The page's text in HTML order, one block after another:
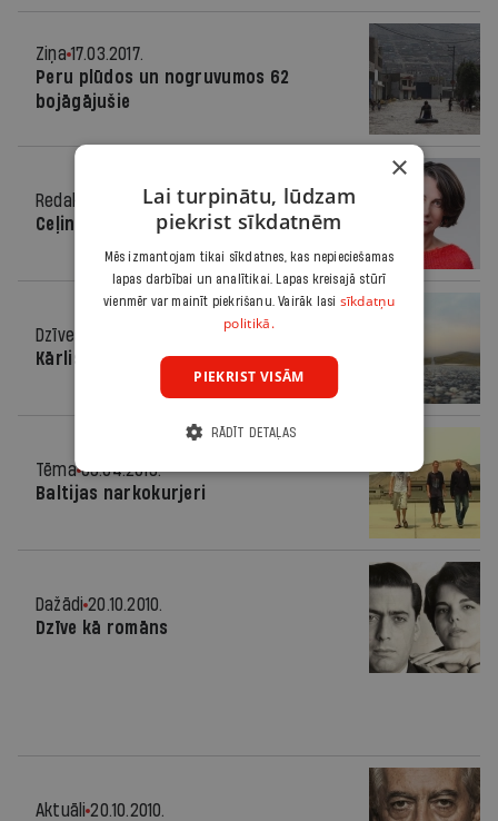
Ziņa 17.03.2017.
Peru plūdos un nogruvumos 62
bojāgājušie
Redaktores sleja 21.08.2013.
Ceļinieki
Dzīvesstils
Kārlis krustojumā
Tēma 09.04.2013.
Baltijas narkokurjeri
Dažādi 20.10.2010.
Dzīve kā romāns
Aktuāli 20.10.2010.
×
Lai turpinātu, lūdzam
piekrist sīkdatnēm
Mēs izmantojam tikai sīkdatnes, kas nepieciešamas
lapas darbībai un analītikai. Lapas kreisajā stūrī
vienmēr var mainīt piekrišanu. Vairāk lasi sīkdatņu
politikā.
PIEKRIST VISĀM
RĀDĪT DETAĻAS